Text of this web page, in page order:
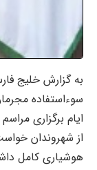
به گزارش خلیج
سوءاستفاده
ایام برگزاری
از شهروندان
هوشیاری کامل